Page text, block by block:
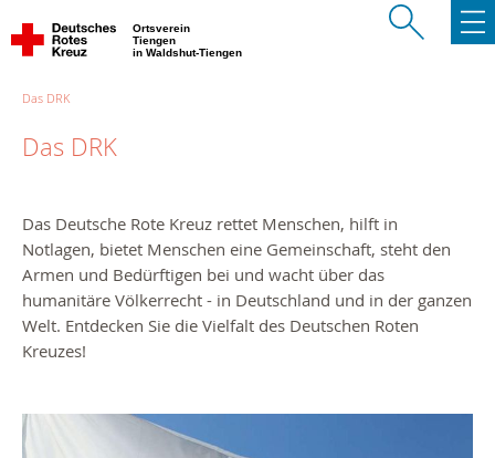
Ortsverein
Tiengen
in Waldshut-Tiengen
Das DRK
Das DRK
Das Deutsche Rote Kreuz rettet Menschen, hilft in
Notlagen, bietet Menschen eine Gemeinschaft, steht den
Armen und Bedürftigen bei und wacht über das
humanitäre Völkerrecht - in Deutschland und in der ganzen
Welt. Entdecken Sie die Vielfalt des Deutschen Roten
Kreuzes!